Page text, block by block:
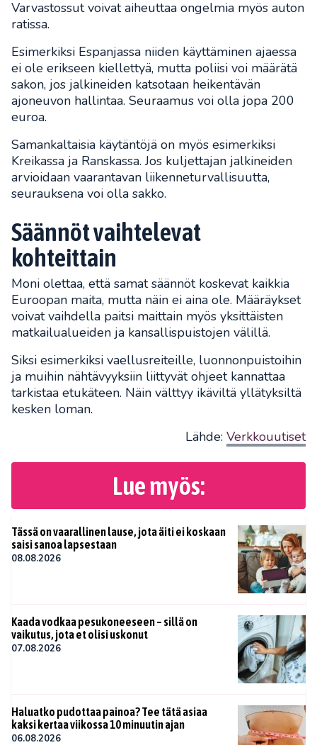
Varvastossut voivat aiheuttaa ongelmia myös auton
ratissa.
Esimerkiksi Espanjassa niiden käyttäminen ajaessa
ei ole erikseen kiellettyä, mutta poliisi voi määrätä
sakon, jos jalkineiden katsotaan heikentävän
ajoneuvon hallintaa. Seuraamus voi olla jopa 200
euroa.
Samankaltaisia käytäntöjä on myös esimerkiksi
Kreikassa ja Ranskassa. Jos kuljettajan jalkineiden
arvioidaan vaarantavan liikenneturvallisuutta,
seurauksena voi olla sakko.
Säännöt vaihtelevat
kohteittain
Moni olettaa, että samat säännöt koskevat kaikkia
Euroopan maita, mutta näin ei aina ole. Määräykset
voivat vaihdella paitsi maittain myös yksittäisten
matkailualueiden ja kansallispuistojen välillä.
Siksi esimerkiksi vaellusreiteille, luonnonpuistoihin
ja muihin nähtävyyksiin liittyvät ohjeet kannattaa
tarkistaa etukäteen. Näin välttyy ikäviltä yllätyksiltä
kesken loman.
Lähde: Verkkouutiset
Lue myös:
Tässä on vaarallinen lause, jota äiti ei koskaan
saisi sanoa lapsestaan
08.08.2026
Kaada vodkaa pesukoneeseen – sillä on
vaikutus, jota et olisi uskonut
07.08.2026
Haluatko pudottaa painoa? Tee tätä asiaa
kaksi kertaa viikossa 10 minuutin ajan
06.08.2026